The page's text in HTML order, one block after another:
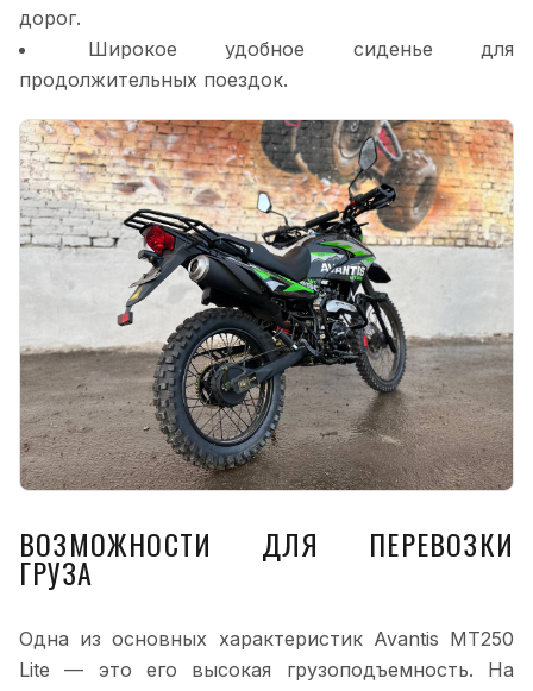
дорог.
Широкое удобное сиденье для
продолжительных поездок.
ВОЗМОЖНОСТИ ДЛЯ ПЕРЕВОЗКИ
ГРУЗА
Одна из основных характеристик Avantis MT250
Lite — это его высокая грузоподъемность. На